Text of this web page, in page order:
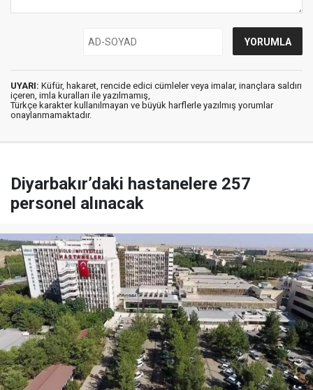
UYARI: Küfür, hakaret, rencide edici cümleler veya imalar, inançlara saldırı
içeren, imla kuralları ile yazılmamış,
Türkçe karakter kullanılmayan ve büyük harflerle yazılmış yorumlar
onaylanmamaktadır.
Diyarbakır’daki hastanelere 257
personel alınacak